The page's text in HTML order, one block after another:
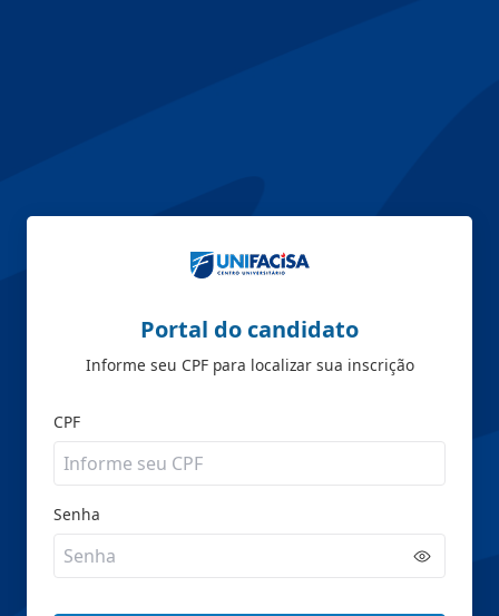
Portal do candidato
Informe seu CPF para localizar sua inscrição
CPF
Senha